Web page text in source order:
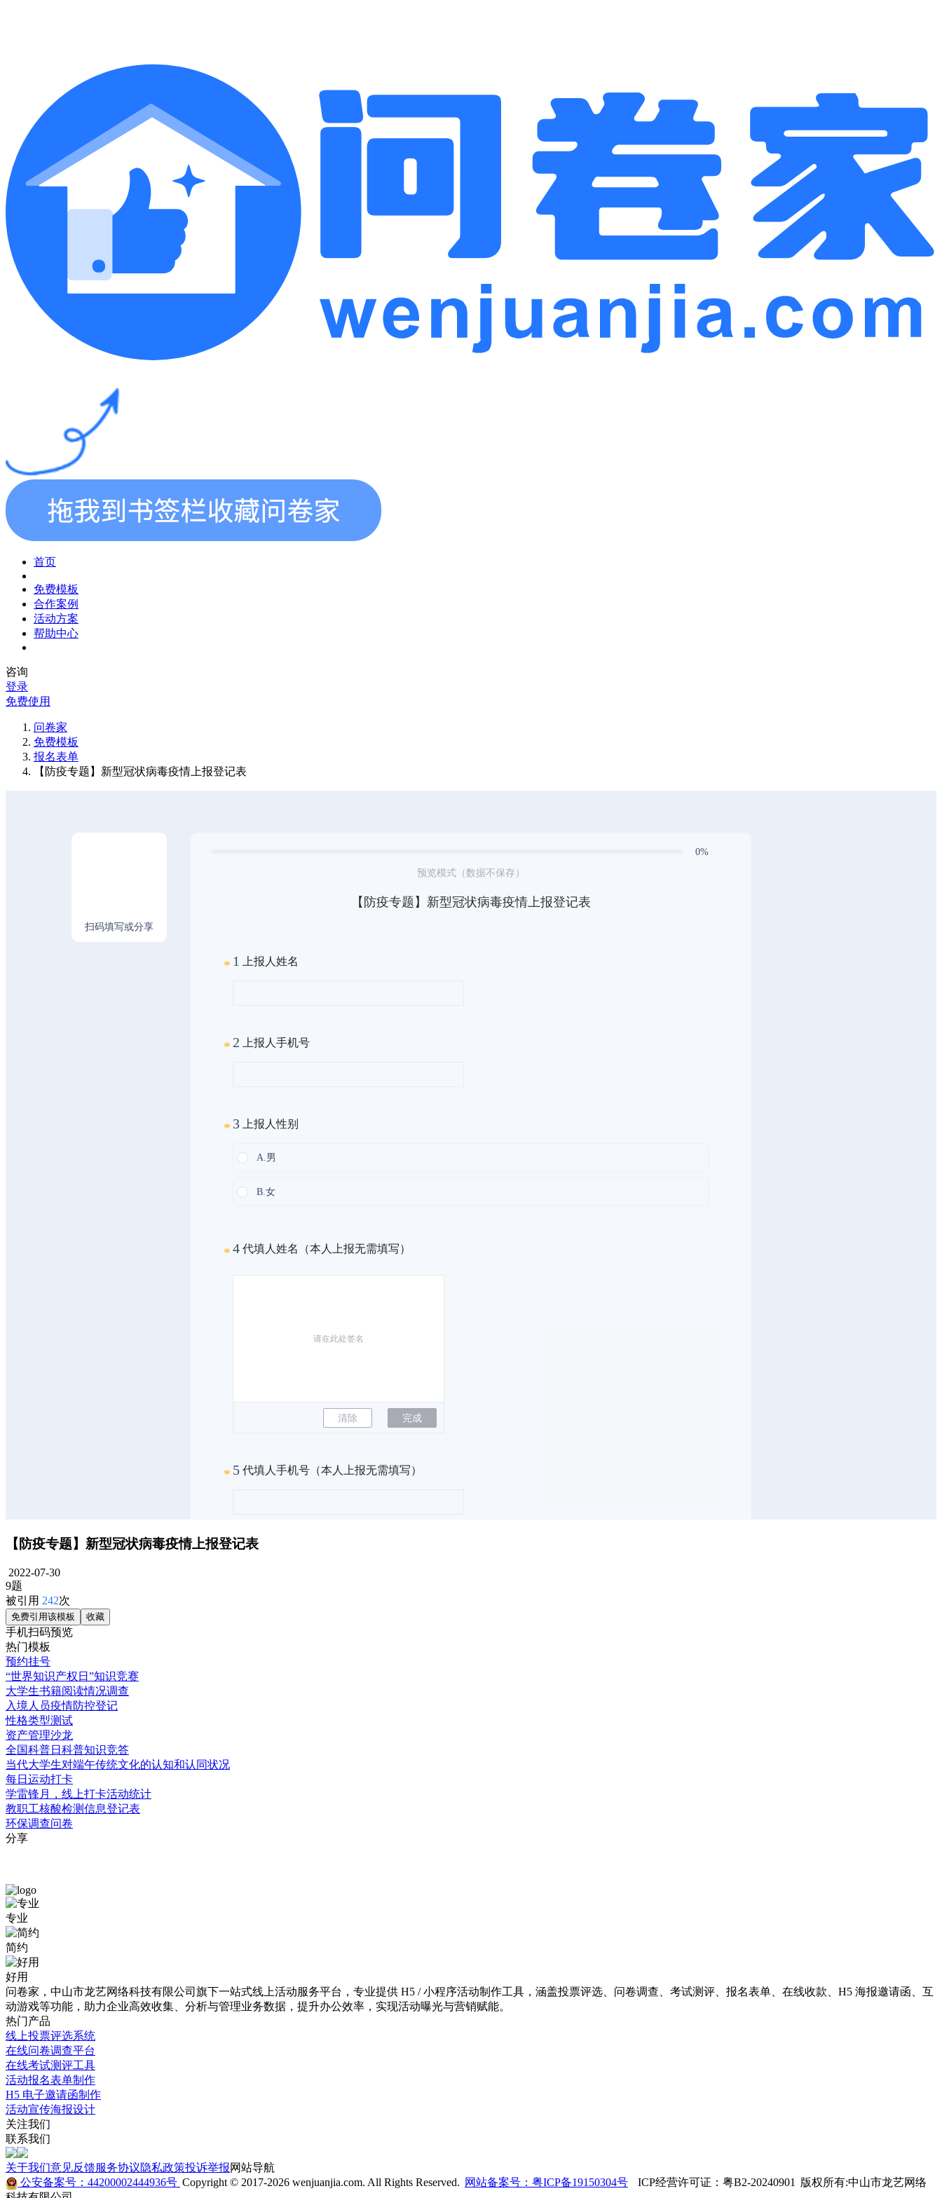
首页
免费模板
合作案例
活动方案
帮助中心
咨询
登录
免费使用
问卷家
免费模板
报名表单
【防疫专题】新型冠状病毒疫情上报登记表
【防疫专题】新型冠状病毒疫情上报登记表
2022-07-30
9题
被引用 242次
免费引用该模板 收藏
手机扫码预览
热门模板
预约挂号
“世界知识产权日”知识竞赛
大学生书籍阅读情况调查
入境人员疫情防控登记
性格类型测试
资产管理沙龙
全国科普日科普知识竞答
当代大学生对端午传统文化的认知和认同状况
每日运动打卡
学雷锋月，线上打卡活动统计
教职工核酸检测信息登记表
环保调查问卷
分享
报
名
表
单
免
费
模
板
详
情
介
绍
优
【防
疫
专
题】
新
型
冠
状
病
毒
疫
情
上
专业
简约
好用
问卷家，中山市龙艺网络科技有限公司旗下一站式线上活动服务平台，专业提供 H5 / 小程序活动制作工具，涵盖投票评选、问卷调查、考试测评、报名表单、在线收款、H5 海报邀请函、互
动游戏等功能，助力企业高效收集、分析与管理业务数据，提升办公效率，实现活动曝光与营销赋能。
热门产品
线上投票评选系统
在线问卷调查平台
在线考试测评工具
活动报名表单制作
H5 电子邀请函制作
活动宣传海报设计
关注我们
联系我们
关于我们意见反馈服务协议隐私政策投诉举报网站导航
公安备案号：44200002444936号 Copyright © 2017-2026 wenjuanjia.com. All Rights Reserved. 网站备案号：粤ICP备19150304号 ICP经营许可证：粤B2-20240901
版权所有:中山市龙艺网络